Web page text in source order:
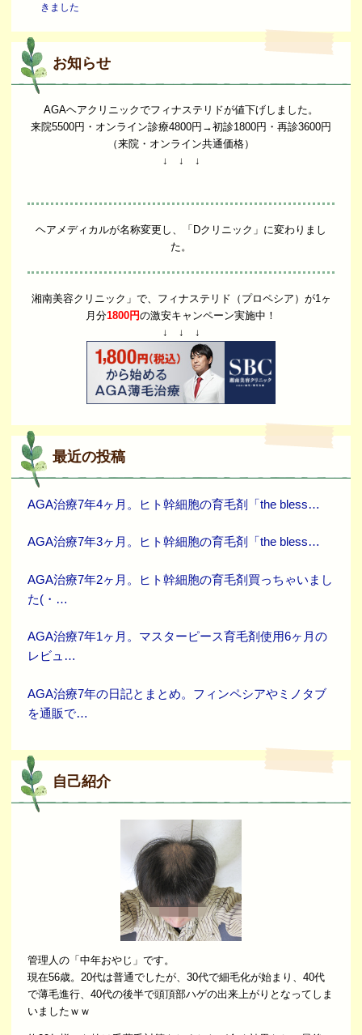
きました
お知らせ
AGAヘアクリニックでフィナステリドが値下げしました。
来院5500円・オンライン診療4800円→初診1800円・再診3600円
（来院・オンライン共通価格）
↓ ↓ ↓
ヘアメディカルが名称変更し、「Dクリニック」に変わりまし
た。
湘南美容クリニック」で、フィナステリド（プロペシア）が1ヶ
月分1800円の激安キャンペーン実施中！
↓ ↓ ↓
最近の投稿
AGA治療7年4ヶ月。ヒト幹細胞の育毛剤「the bless…
AGA治療7年3ヶ月。ヒト幹細胞の育毛剤「the bless…
AGA治療7年2ヶ月。ヒト幹細胞の育毛剤買っちゃいまし
た(・…
AGA治療7年1ヶ月。マスターピース育毛剤使用6ヶ月の
レビュ…
AGA治療7年の日記とまとめ。フィンペシアやミノタブ
を通販で…
自己紹介
管理人の「中年おやじ」です。
現在56歳。20代は普通でしたが、30代で細毛化が始まり、40代
で薄毛進行、40代の後半で頭頂部ハゲの出来上がりとなってしま
いましたｗｗ